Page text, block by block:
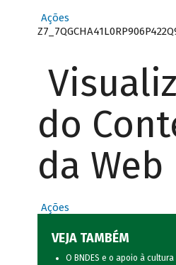
Ações
do
da Web
Ações
VEJA TAMBÉM
O BNDES e o apoio à cultura